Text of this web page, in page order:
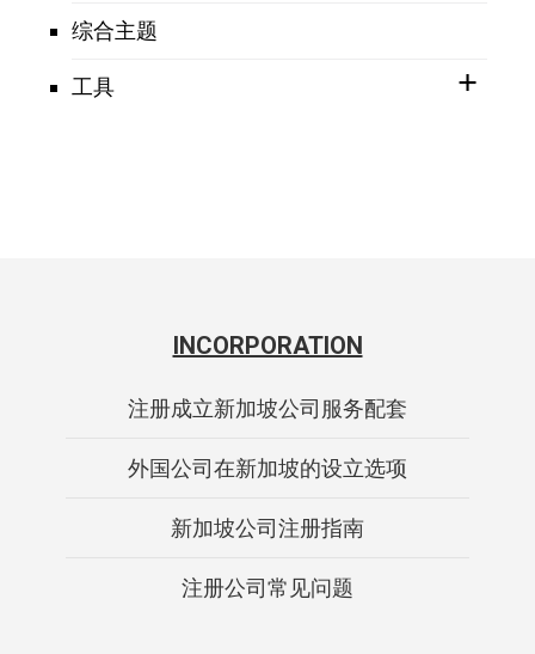
综合主题
工具
INCORPORATION
注册成立新加坡公司服务配套
外国公司在新加坡的设立选项
新加坡公司注册指南
注册公司常见问题